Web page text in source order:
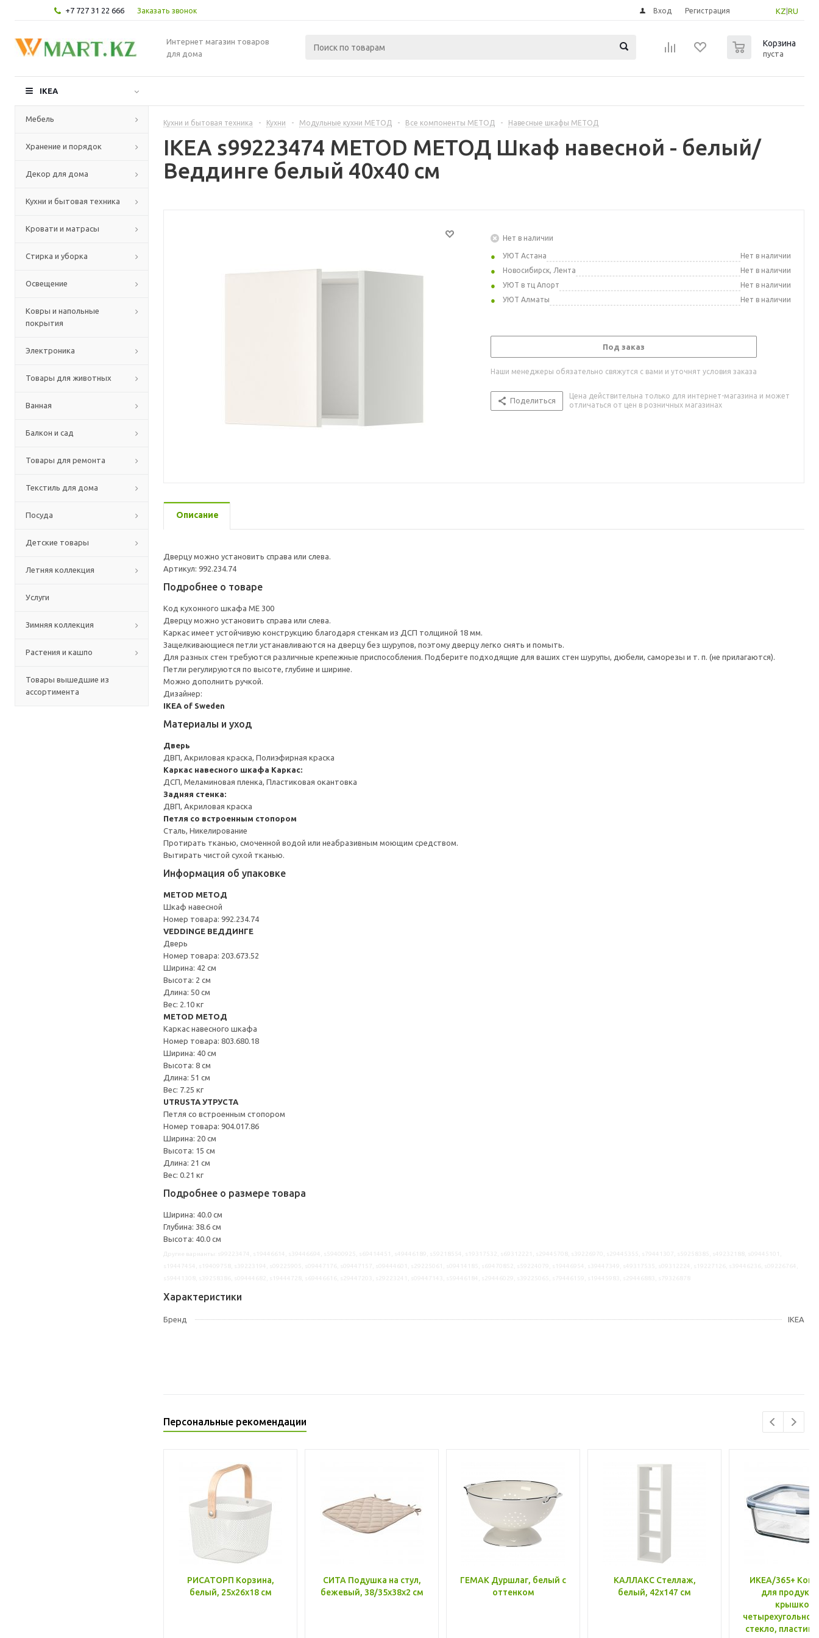
+7 727 31 22 666 Заказать звонок KZ RU
Вход Регистрация
Интернет магазин товаров
для дома
Корзина
пуста
IKEA
Мебель
Хранение и порядок
Декор для дома
Кухни и бытовая техника
Кровати и матрасы
Стирка и уборка
Освещение
Ковры и напольные
покрытия
Электроника
Товары для животных
Ванная
Балкон и сад
Товары для ремонта
Текстиль для дома
Посуда
Детские товары
Летняя коллекция
Услуги
Зимняя коллекция
Растения и кашпо
Товары вышедшие из
ассортимента
Кухни и бытовая техника - Кухни - Модульные кухни МЕТОД - Все компоненты МЕТОД - Навесные шкафы МЕТОД
IKEA s99223474 METOD МЕТОД Шкаф навесной - белый/
Веддинге белый 40x40 см
Нет в наличии
УЮТ Астана
Нет в наличии
Новосибирск, Лента
Нет в наличии
УЮТ в тц Апорт
Нет в наличии
УЮТ Алматы
Нет в наличии
Под заказ
Наши менеджеры обязательно свяжутся с вами и уточнят условия заказа
Поделиться
Цена действительна только для интернет-магазина и может
отличаться от цен в розничных магазинах
Описание
Дверцу можно установить справа или слева.
Артикул: 992.234.74
Подробнее о товаре
Код кухонного шкафа ME 300
Дверцу можно установить справа или слева.
Каркас имеет устойчивую конструкцию благодаря стенкам из ДСП толщиной 18 мм.
Защелкивающиеся петли устанавливаются на дверцу без шурупов, поэтому дверцу легко снять и помыть.
Для разных стен требуются различные крепежные приспособления. Подберите подходящие для ваших стен шурупы, дюбели, саморезы и т. п. (не прилагаются).
Петли регулируются по высоте, глубине и ширине.
Можно дополнить ручкой.
Дизайнер:
IKEA of Sweden
Материалы и уход
Дверь
ДВП, Акриловая краска, Полиэфирная краска
Каркас навесного шкафа Каркас:
ДСП, Меламиновая пленка, Пластиковая окантовка
Задняя стенка:
ДВП, Акриловая краска
Петля со встроенным стопором
Сталь, Никелирование
Протирать тканью, смоченной водой или неабразивным моющим средством.
Вытирать чистой сухой тканью.
Информация об упаковке
METOD МЕТОД
Шкаф навесной
Номер товара: 992.234.74
VEDDINGE ВЕДДИНГЕ
Дверь
Номер товара: 203.673.52
Ширина: 42 см
Высота: 2 см
Длина: 50 см
Вес: 2.10 кг
METOD МЕТОД
Каркас навесного шкафа
Номер товара: 803.680.18
Ширина: 40 см
Высота: 8 см
Длина: 51 см
Вес: 7.25 кг
UTRUSTA УТРУСТА
Петля со встроенным стопором
Номер товара: 904.017.86
Ширина: 20 см
Высота: 15 см
Длина: 21 см
Вес: 0.21 кг
Подробнее о размере товара
Ширина: 40.0 см
Глубина: 38.6 см
Высота: 40.0 см
Характеристики
Бренд IKEA
Персональные рекомендации
РИСАТОРП Корзина,
белый, 25x26x18 см
СИТА Подушка на стул,
бежевый, 38/35x38x2 см
ГЕМАК Дуршлаг, белый с
оттенком
КАЛЛАКС Стеллаж,
белый, 42x147 см
ИКЕА/365+
для
крышкой,
стекло, пластик